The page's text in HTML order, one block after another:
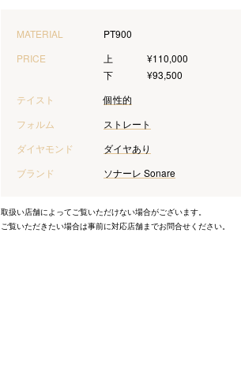
MATERIAL
PT900
PRICE
上
¥110,000
下
¥93,500
テイスト
個性的
フォルム
ストレート
ダイヤモンド
ダイヤあり
ブランド
ソナーレ Sonare
取扱い店舗によってご覧いただけない場合がございます。
ご覧いただきたい場合は事前に対応店舗までお問合せください。